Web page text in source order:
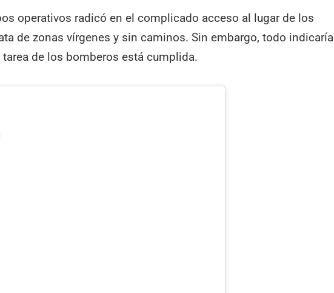
operativos radicó en el complicado acceso al lugar de los
de zonas vírgenes y sin caminos. Sin embargo, todo indicaría
tarea de los bomberos está cumplida.